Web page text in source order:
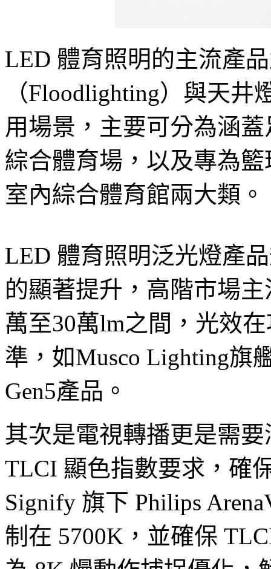
LED 體育照明的主流產
（Floodlighting）與天
用場景，主要可分為涵
綜合體育場，以及專為
室內綜合體育館兩大類。
LED 體育照明泛光燈產
的顯著提升，高階市場
萬至30萬lm之間，光效
準，如Musco Lighting旗
Gen5產品。
其次是電視轉播更是需
TLCI 顯色指數要求，確
Signify 旗下 Philips
制在 5700K，並確保